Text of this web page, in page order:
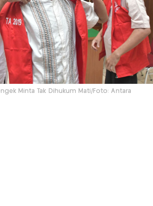
Minta Tak Dihukum Mati/Foto: Antara